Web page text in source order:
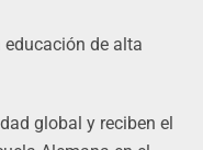
de alta
global y reciben el